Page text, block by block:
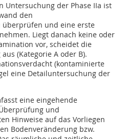
Untersuchung der Phase IIa ist
den
überprüfen und eine erste
Liegt danach keine oder
vor, scheidet die
(Kategorie A oder B).
(kontaminierte
eine Detailuntersuchung der
eine eingehende
und
Hinweise auf das Vorliegen
Bodenveränderung bzw.